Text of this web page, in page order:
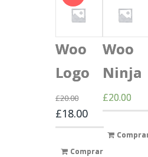
Woo
Logo
£20.00
£18.00
Comprar
Woo
Ninja
£20.00